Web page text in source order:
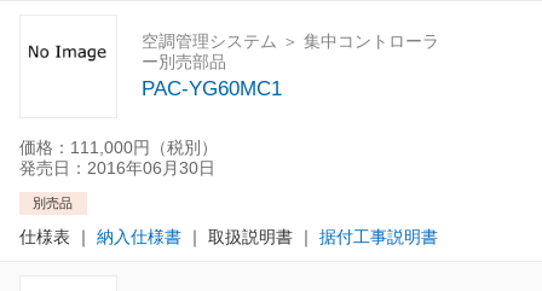
空調管理システム ＞ 集中コントローラ
ー別売部品
PAC-YG60MC1
価格：111,000円（税別）
発売日：2016年06月30日
別売品
仕様表 ｜ 納入仕様書 ｜ 取扱説明書｜ 据付工事説明書